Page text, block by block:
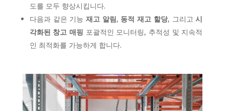
도를 모두 향상시킵니다.
다음과 같은 기능 재고 알림, 동적 재고 할당, 그리고시
각화된 창고 매핑 포괄적인 모니터링, 추적성 및 지속적
인 최적화를 가능하게 합니다.